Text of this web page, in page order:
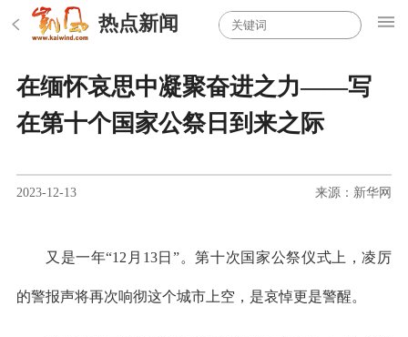
热点新闻
在缅怀哀思中凝聚奋进之力——写
在第十个国家公祭日到来之际
2023-12-13 来源：新华网
又是一年“12月13日”。第十次国家公祭仪式上，凌厉
的警报声将再次响彻这个城市上空，是哀悼更是警醒。